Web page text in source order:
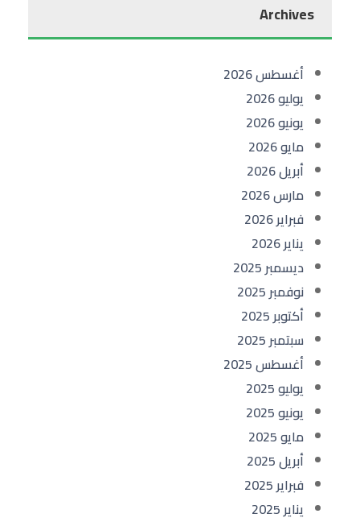
Archives
أغسطس 2026
يوليو 2026
يونيو 2026
مايو 2026
أبريل 2026
مارس 2026
فبراير 2026
يناير 2026
ديسمبر 2025
نوفمبر 2025
أكتوبر 2025
سبتمبر 2025
أغسطس 2025
يوليو 2025
يونيو 2025
مايو 2025
أبريل 2025
فبراير 2025
يناير 2025